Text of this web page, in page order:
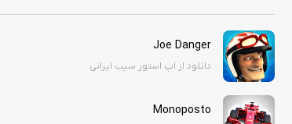
Joe Danger
دانلود از اپ استور سیب ایرانی
Monoposto